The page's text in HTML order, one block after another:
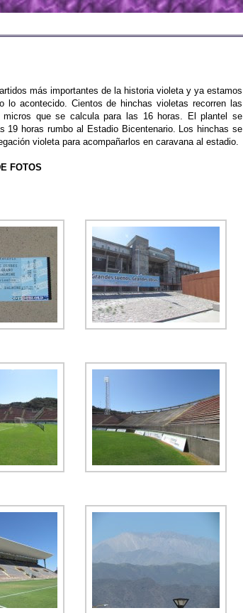
más importantes de la historia violeta y ya estamos
lo acontecido. Cientos de hinchas violetas recorren las
que se calcula para las 16 horas. El plantel se
19 horas rumbo al Estadio Bicentenario. Los hinchas se
violeta para acompañarlos en caravana al estadio.
FOTOS